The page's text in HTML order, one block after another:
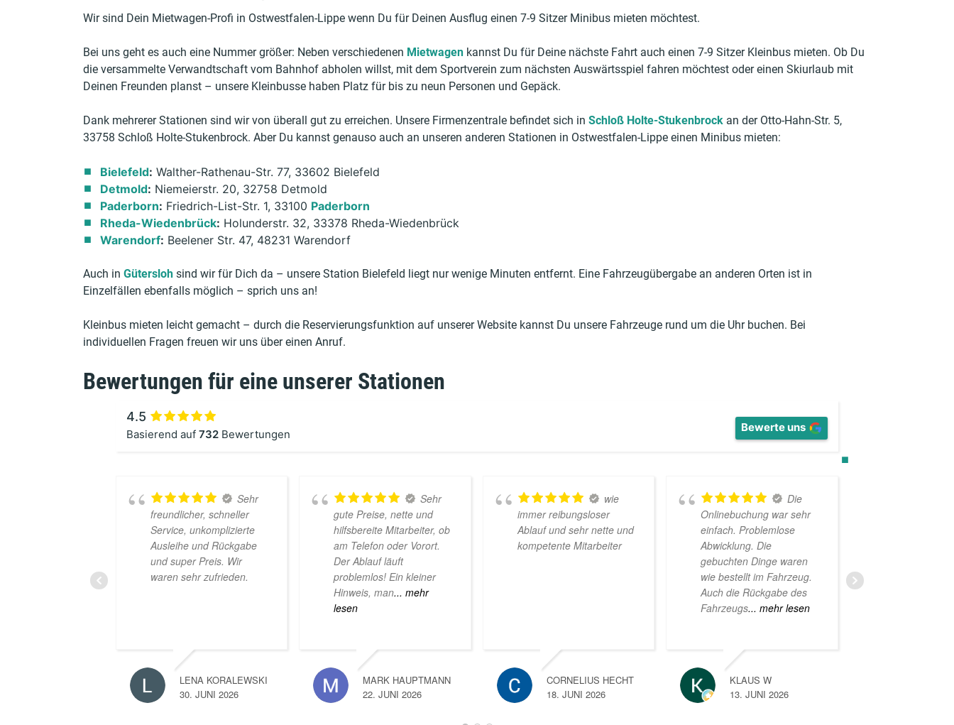
Wir sind Dein Mietwagen-Profi in Ostwestfalen-Lippe wenn Du für Deinen Ausflug einen 7-9 Sitzer Minibus mieten möchtest.
Bei uns geht es auch eine Nummer größer: Neben verschiedenen Mietwagen kannst Du für Deine nächste Fahrt auch einen 7-9 Sitzer Kleinbus mieten. Ob Du
die versammelte Verwandtschaft vom Bahnhof abholen willst, mit dem Sportverein zum nächsten Auswärtsspiel fahren möchtest oder einen Skiurlaub mit
Deinen Freunden planst – unsere Kleinbusse haben Platz für bis zu neun Personen und Gepäck.
Dank mehrerer Stationen sind wir von überall gut zu erreichen. Unsere Firmenzentrale befindet sich in Schloß Holte-Stukenbrock an der Otto-Hahn-Str. 5,
33758 Schloß Holte-Stukenbrock. Aber Du kannst genauso auch an unseren anderen Stationen in Ostwestfalen-Lippe einen Minibus mieten:
Bielefeld: Walther-Rathenau-Str. 77, 33602 Bielefeld
Detmold: Niemeierstr. 20, 32758 Detmold
Paderborn: Friedrich-List-Str. 1, 33100 Paderborn
Rheda-Wiedenbrück: Holunderstr. 32, 33378 Rheda-Wiedenbrück
Warendorf: Beelener Str. 47, 48231 Warendorf
Auch in Gütersloh sind wir für Dich da – unsere Station Bielefeld liegt nur wenige Minuten entfernt. Eine Fahrzeugübergabe an anderen Orten ist in
Einzelfällen ebenfalls möglich – sprich uns an!
Kleinbus mieten leicht gemacht – durch die Reservierungsfunktion auf unserer Website kannst Du unsere Fahrzeuge rund um die Uhr buchen. Bei
individuellen Fragen freuen wir uns über einen Anruf.
Bewertungen für eine unserer Stationen
4.5
Basierend auf 732 Bewertungen
Bewerte uns
Sehr
freundlicher, schneller
Service, unkomplizierte
Ausleihe und Rückgabe
und super Preis. Wir
waren sehr zufrieden.
LENA KORALEWSKI
30. JUNI 2026
Sehr
gute Preise, nette und
hilfsbereite Mitarbeiter, ob
am Telefon oder Vorort.
Der Ablauf läuft
problemlos! Ein kleiner
Hinweis, man... mehr
lesen
MARK HAUPTMANN
22. JUNI 2026
wie
immer reibungsloser
Ablauf und sehr nette und
kompetente Mitarbeiter
CORNELIUS HECHT
18. JUNI 2026
Die
Onlinebuchung war sehr
einfach. Problemlose
Abwicklung. Die
gebuchten Dinge waren
wie bestellt im Fahrzeug.
Auch die Rückgabe des
Fahrzeugs... mehr lesen
KLAUS W
13. JUNI 2026